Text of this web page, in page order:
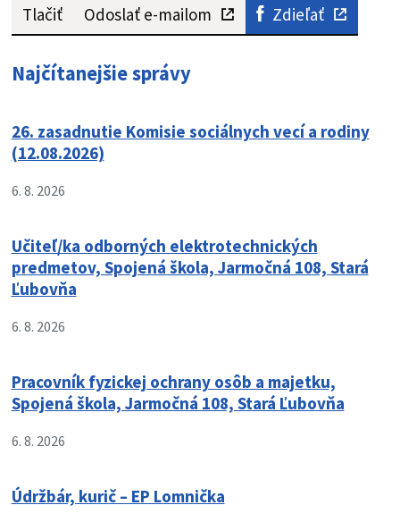
Tlačiť Odoslať e-mailom Zdieľať
Najčítanejšie správy
26. zasadnutie Komisie sociálnych vecí a rodiny
(12.08.2026)
6. 8. 2026
Učiteľ/ka odborných elektrotechnických
predmetov, Spojená škola, Jarmočná 108, Stará
Ľubovňa
6. 8. 2026
Pracovník fyzickej ochrany osôb a majetku,
Spojená škola, Jarmočná 108, Stará Ľubovňa
6. 8. 2026
Údržbár, kurič – EP Lomnička